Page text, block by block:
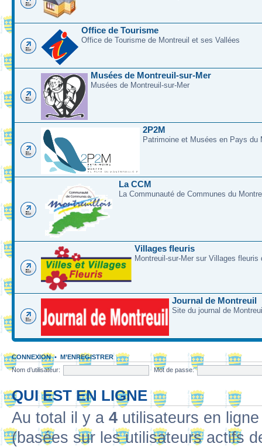
Office de Tourisme
Office de Tourisme de Montreuil et ses Vallées
Musées de Montreuil-sur-Mer
Musées de Montreuil-sur-Mer
2P2M
Patrimoine et Musées en Pays du
La CCM
La Communauté de Communes du
Villages fleuris
Montreuil-sur-Mer sur Villages fleuris
Journal de Montreuil
Site du journal de
CONNEXION• M’ENREGISTRER
Nom d’utilisateur:
Mot de passe:
QUI EST EN LIGNE
Au total il y a 4 utilisateurs en
(basées sur les utilisateurs actifs